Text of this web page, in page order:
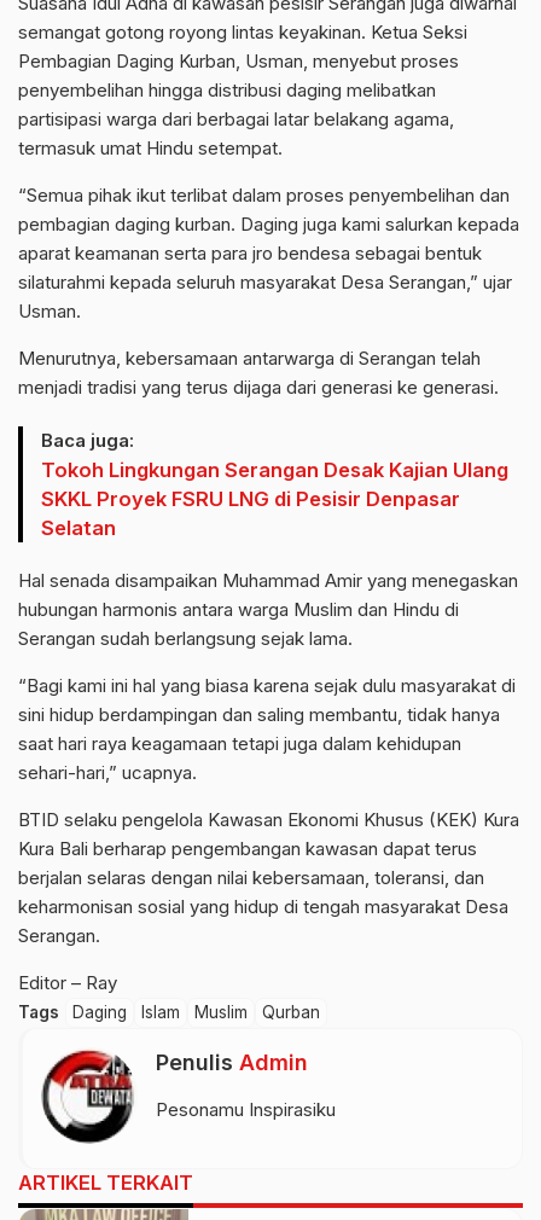
semangat gotong royong lintas keyakinan. Ketua Seksi
Pembagian Daging Kurban, Usman, menyebut proses
penyembelihan hingga distribusi daging melibatkan
partisipasi warga dari berbagai latar belakang agama,
termasuk umat Hindu setempat.
“Semua pihak ikut terlibat dalam proses penyembelihan dan
pembagian daging kurban. Daging juga kami salurkan kepada
aparat keamanan serta para jro bendesa sebagai bentuk
silaturahmi kepada seluruh masyarakat Desa Serangan,” ujar
Usman.
Menurutnya, kebersamaan antarwarga di Serangan telah
menjadi tradisi yang terus dijaga dari generasi ke generasi.
Baca juga:
Tokoh Lingkungan Serangan Desak Kajian Ulang
SKKL Proyek FSRU LNG di Pesisir Denpasar
Selatan
Hal senada disampaikan Muhammad Amir yang menegaskan
hubungan harmonis antara warga Muslim dan Hindu di
Serangan sudah berlangsung sejak lama.
“Bagi kami ini hal yang biasa karena sejak dulu masyarakat di
sini hidup berdampingan dan saling membantu, tidak hanya
saat hari raya keagamaan tetapi juga dalam kehidupan
sehari-hari,” ucapnya.
BTID selaku pengelola Kawasan Ekonomi Khusus (KEK) Kura
Kura Bali berharap pengembangan kawasan dapat terus
berjalan selaras dengan nilai kebersamaan, toleransi, dan
keharmonisan sosial yang hidup di tengah masyarakat Desa
Serangan.
Editor – Ray
Tags Daging Islam Muslim Qurban
Penulis Admin
Pesonamu Inspirasiku
ARTIKEL TERKAIT